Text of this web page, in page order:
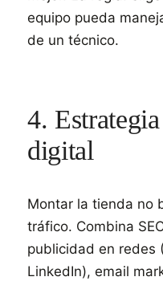
equipo pueda
de un técnico.
4.
digital
Montar la tienda no
tráfico. Combina
publicidad en redes
LinkedIn), email